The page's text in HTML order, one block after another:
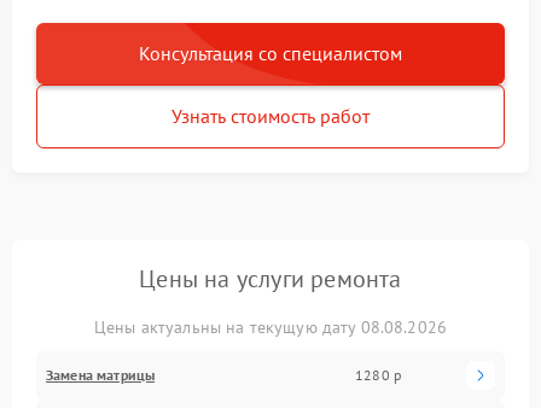
Консультация со специалистом
Узнать стоимость работ
Цены на услуги ремонта
Цены актуальны на текущую дату 08.08.2026
Замена матрицы 1280 р